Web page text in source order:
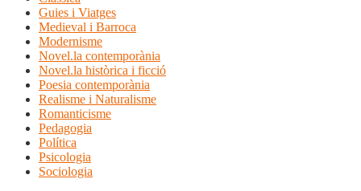
Guies i Viatges
Medieval i Barroca
Modernisme
Novel.la contemporània
Novel.la històrica i ficció
Poesia contemporània
Realisme i Naturalisme
Romanticisme
Pedagogia
Política
Psicologia
Sociologia